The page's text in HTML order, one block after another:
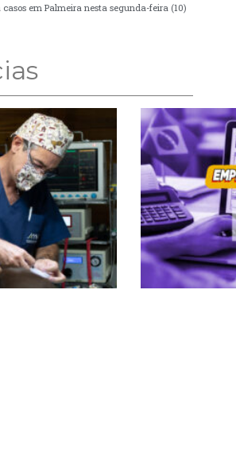
em Palmeira nesta segunda-feira (10)